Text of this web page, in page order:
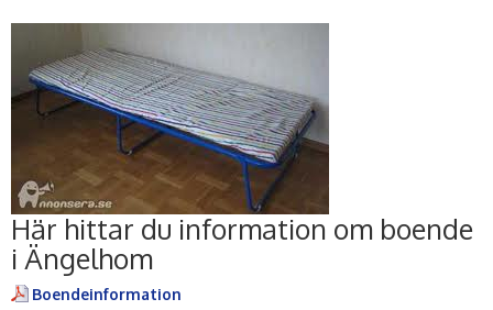
Här hittar du information om boende
i Ängelhom
Boendeinformation